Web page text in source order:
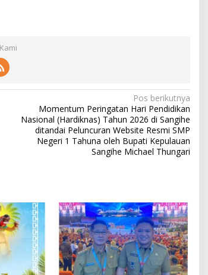
Pos berikutnya
‎Momentum Peringatan Hari Pendidikan
Nasional (Hardiknas) Tahun 2026 di Sangihe
ditandai Peluncuran Website Resmi SMP
Negeri 1 Tahuna oleh Bupati Kepulauan
Sangihe Michael Thungari